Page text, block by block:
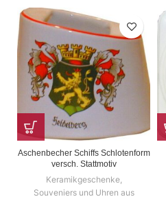
Aschenbecher Schiffs Schlotenform
versch. Stattmotiv
Keramikgeschenke,
Souveniers und Uhren aus